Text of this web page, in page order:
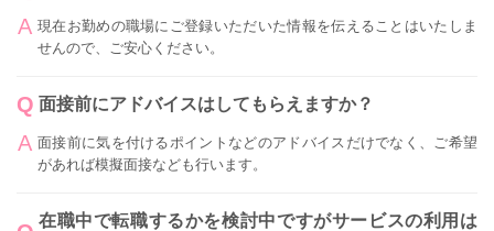
現在お勤めの職場にご登録いただいた情報を伝えることはいたしま
せんので、ご安心ください。
面接前にアドバイスはしてもらえますか？
面接前に気を付けるポイントなどのアドバイスだけでなく、ご希望
があれば模擬面接なども行います。
在職中で転職するかを検討中ですがサービスの利用は